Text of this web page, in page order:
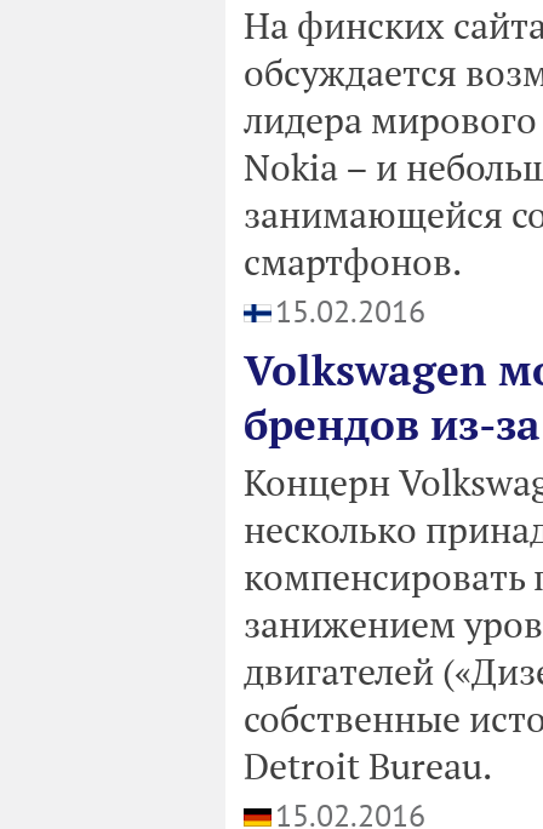
На финских
обсуждается
лидера
Nokia – и
занимающейся
смартфонов.
15.02.2016
Volkswagen
брендов из-
Концерн
несколько
компенсировать
занижением
двигателей
собственные
Detroit Bureau.
15.02.2016